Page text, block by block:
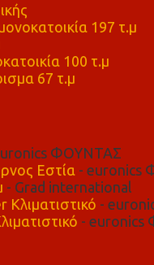
197 τ.μ
100 τ.μ
67 τ.μ
ΦΟΥΝΤΑΣ
Εστία- euronics
- Grad international
-
-